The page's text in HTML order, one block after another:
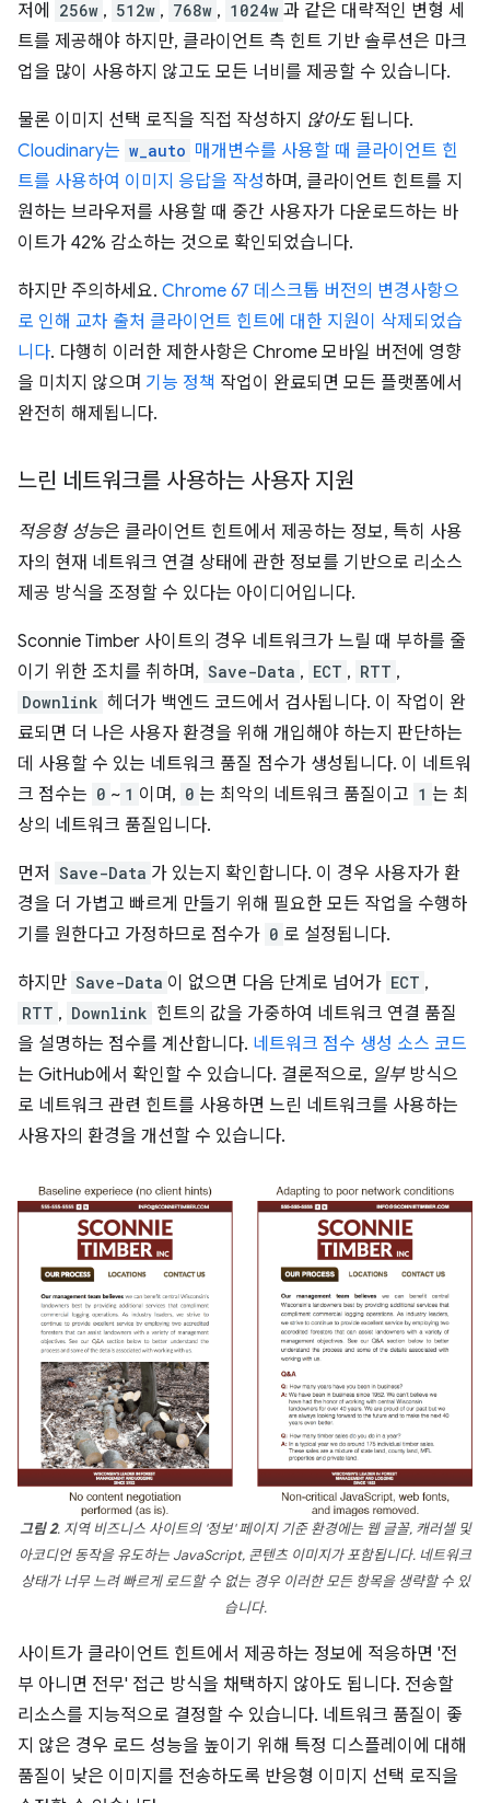
저에
256w , 512w , 768w , 1024w 과 같은 대략적인 변형 세
트를 제공해야 하지만, 클라이언트 측 힌트 기반 솔루션은 마크
업을 많이 사용하지 않고도 모든 너비를 제공할 수 있습니다.
물론 이미지 선택 로직을 직접 작성하지 않아도됩니다.
Cloudinary는 w_auto 매개변수를 사용할 때 클라이언트 힌
트를 사용하여 이미지 응답을 작성하며, 클라이언트 힌트를 지
원하는 브라우저를 사용할 때 중간 사용자가 다운로드하는 바
이트가 42% 감소하는 것으로 확인되었습니다.
하지만 주의하세요. Chrome 67 데스크톱 버전의 변경사항으
로 인해 교차 출처 클라이언트 힌트에 대한 지원이 삭제되었습
니다. 다행히 이러한 제한사항은 Chrome 모바일 버전에 영향
을 미치지 않으며 기능 정책 작업이 완료되면 모든 플랫폼에서
완전히 해제됩니다.
느린 네트워크를 사용하는 사용자 지원
적응형 성능은 클라이언트 힌트에서 제공하는 정보, 특히 사용
자의 현재 네트워크 연결 상태에 관한 정보를 기반으로 리소스
제공 방식을 조정할 수 있다는 아이디어입니다.
Sconnie Timber 사이트의 경우 네트워크가 느릴 때 부하를 줄
이기 위한 조치를 취하며, Save-Data , ECT , RTT ,
Downlink 헤더가 백엔드 코드에서 검사됩니다. 이 작업이 완
료되면 더 나은 사용자 환경을 위해 개입해야 하는지 판단하는
데 사용할 수 있는 네트워크 품질 점수가 생성됩니다. 이 네트워
크 점수는 0 ~ 1 이며, 0 는 최악의 네트워크 품질이고 1 는 최
상의 네트워크 품질입니다.
먼저 Save-Data 가 있는지 확인합니다. 이 경우 사용자가 환
경을 더 가볍고 빠르게 만들기 위해 필요한 모든 작업을 수행하
기를 원한다고 가정하므로 점수가 0 로 설정됩니다.
하지만 Save-Data 이 없으면 다음 단계로 넘어가 ECT ,
RTT , Downlink 힌트의 값을 가중하여 네트워크 연결 품질
을 설명하는 점수를 계산합니다. 네트워크 점수 생성 소스 코드
는 GitHub에서 확인할 수 있습니다. 결론적으로, 일부 방식으
로 네트워크 관련 힌트를 사용하면 느린 네트워크를 사용하는
사용자의 환경을 개선할 수 있습니다.
그림 2. 지역 비즈니스 사이트의 '정보' 페이지 기준 환경에는 웹 글꼴, 캐러셀 및
아코디언 동작을 유도하는 JavaScript, 콘텐츠 이미지가 포함됩니다. 네트워크
상태가 너무 느려 빠르게 로드할 수 없는 경우 이러한 모든 항목을 생략할 수 있
습니다.
사이트가 클라이언트 힌트에서 제공하는 정보에 적응하면 '전
부 아니면 전무' 접근 방식을 채택하지 않아도 됩니다. 전송할
리소스를 지능적으로 결정할 수 있습니다. 네트워크 품질이 좋
지 않은 경우 로드 성능을 높이기 위해 특정 디스플레이에 대해
품질이 낮은 이미지를 전송하도록 반응형 이미지 선택 로직을